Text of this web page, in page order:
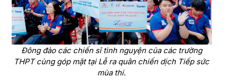
Đông đảo các chiến sĩ tình nguyện của các trường
THPT cùng góp mặt tại Lễ ra quân chiến dịch Tiếp sức
mùa thi.